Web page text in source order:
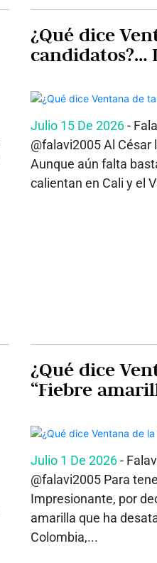
¿Qué dice
candidatos?…
Julio 15 De 2026-
@falavi2005 Al César
Aunque aún falta
calientan en Cali y el
¿Qué dice
“Fiebre
Julio 1 De 2026-
@falavi2005 Para
Impresionante, por
amarilla que ha
Colombia,...